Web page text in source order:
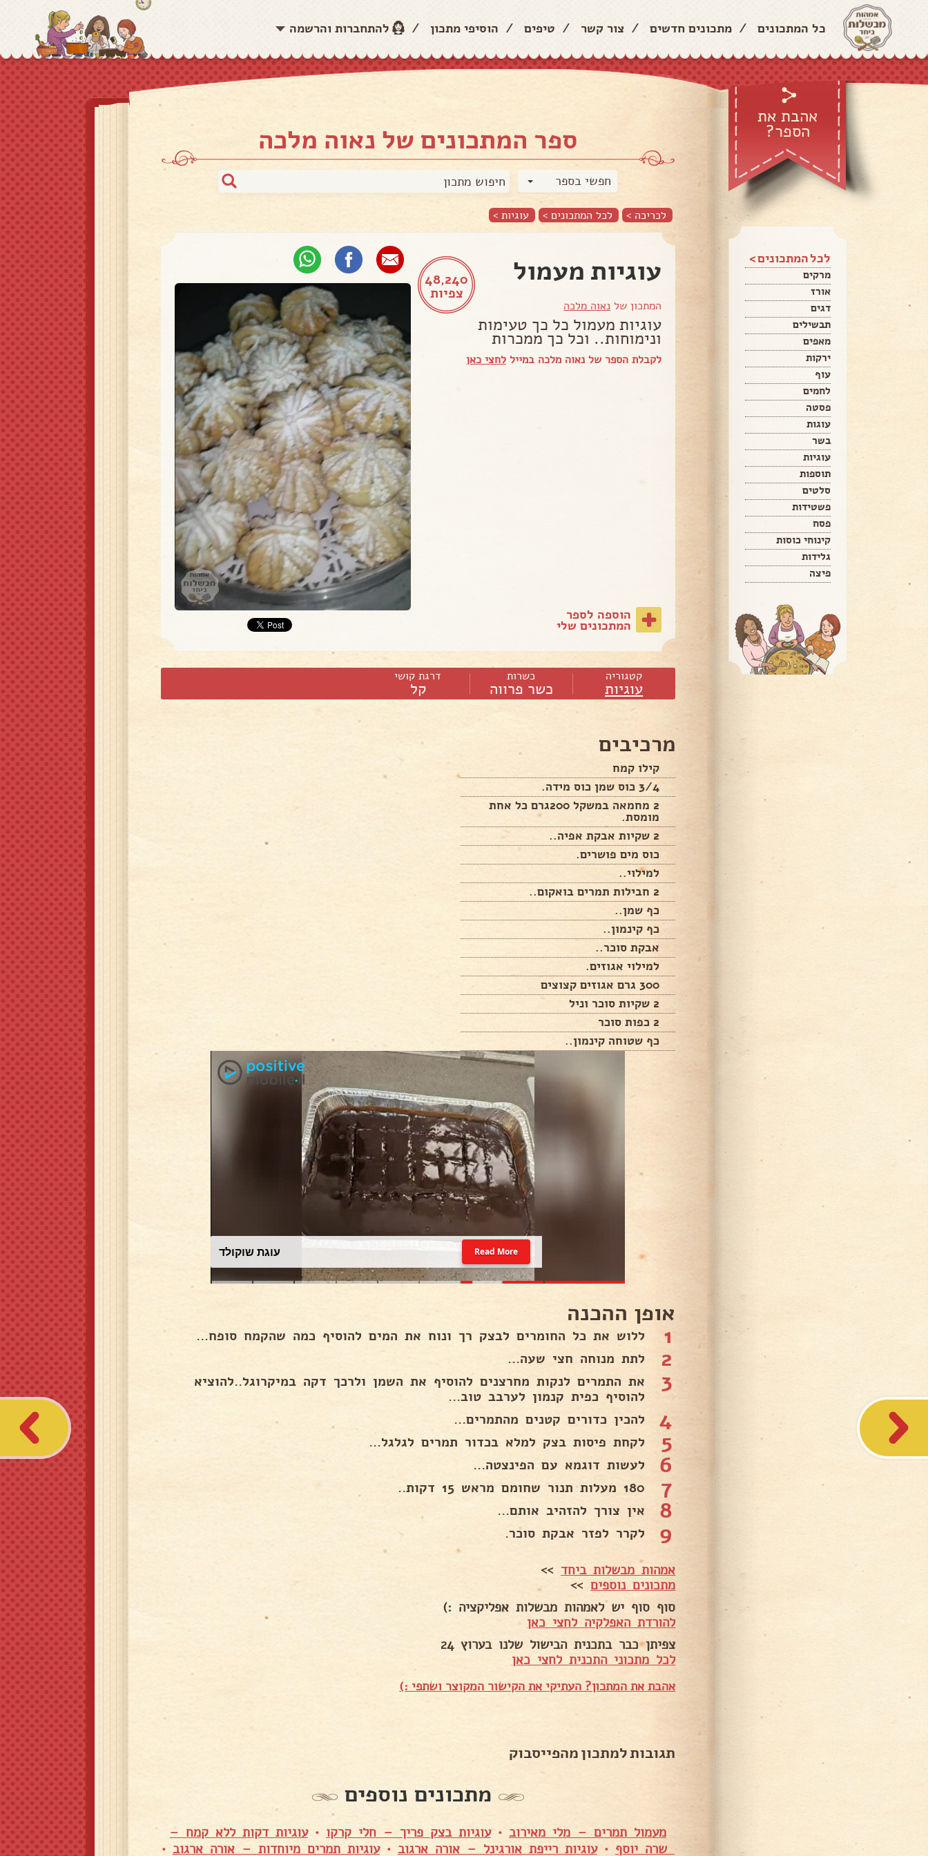
כל המתכונים / מתכונים חדשים / צור קשר / טיפים / הוסיפי מתכון / להתחברות והרשמה
אהבת את
הספר?
לכל המתכונים >
מרקים
אורז
דגים
תבשילים
מאפים
ירקות
עוף
לחמים
פסטה
עוגות
בשר
עוגיות
תוספות
סלטים
פשטידות
פסח
קינוחי כוסות
גלידות
פיצה
ספר המתכונים של נאוה מלכה
חפשי בספר
לכריכה > לכל המתכונים > עוגיות >
48,240
צפיות
עוגיות מעמול
המתכון של נאוה מלכה
עוגיות מעמול כל כך טעימות
ונימוחות.. וכל כך ממכרות
לקבלת הספר של נאוה מלכה במייל לחצי כאן
הוספה לספר
המתכונים שלי
קטגוריה
עוגיות
כשרות
כשר פרווה
דרגת קושי
קל
מרכיבים
קילו קמח
3/4 כוס שמן כוס מידה.
2 מחמאה במשקל 200גרם כל אחת
מומסת.
2 שקיות אבקת אפיה..
כוס מים פושרים.
למילוי..
2 חבילות תמרים בואקום..
כף שמן..
כף קינמון..
אבקת סוכר..
למילוי אגוזים.
300 גרם אגוזים קצוצים
2 שקיות סוכר וניל
2 כפות סוכר
כף שטוחה קינמון..
עוגת שוקולד Read More
אופן ההכנה
1 ללוש את כל החומרים לבצק רך ונוח את המים להוסיף כמה שהקמח סופח...
2 לתת מנוחה חצי שעה...
3
את התמרים לנקות מחרצנים להוסיף את השמן ולרכך דקה במיקרוגל..להוציא
להוסיף כפית קנמון לערבב טוב...
4 להכין כדורים קטנים מהתמרים...
5 לקחת פיסות בצק למלא בכדור תמרים לגלגל...
6 לעשות דוגמא עם הפינצטה...
7 180 מעלות תנור שחומם מראש 15 דקות..
8 אין צורך להזהיב אותם...
9 לקרר לפזר אבקת סוכר.
אמהות מבשלות ביחד >>
מתכונים נוספים>>
סוף סוף יש לאמהות מבשלות אפליקציה :)
להורדת האפלקיה לחצי כאן
צפיתן כבר בתכנית הבישול שלנו בערוץ 24
לכל מתכוני התכנית לחצי כאן
אהבת את המתכון? העתיקי את הקישור המקוצר ושתפי :)
תגובות למתכון מהפייסבוק
מתכונים נוספים
מעמול תמרים – מלי מאירוב •עוגיות בצק פריך – חלי קרקו •עוגיות דקות ללא קמח –
שרה יוסף •עוגיות רייפת אורגינל – אורה ארגוב •עוגיות תמרים מיוחדות – אורה ארגוב •